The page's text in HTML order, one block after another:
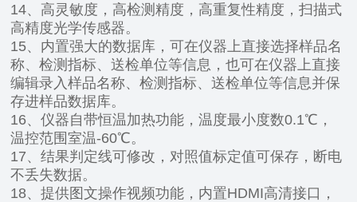
14、高灵敏度，高检测精度，高重复性精度，扫描式
高精度光学传感器。
15、内置强大的数据库，可在仪器上直接选择样品名
称、检测指标、送检单位等信息，也可在仪器上直接
编辑录入样品名称、检测指标、送检单位等信息并保
存进样品数据库。
16、仪器自带恒温加热功能，温度最小度数0.1℃，
温控范围室温-60℃。
17、结果判定线可修改，对照值标定值可保存，断电
不丢失数据。
18、提供图文操作视频功能，内置HDMI高清接口，